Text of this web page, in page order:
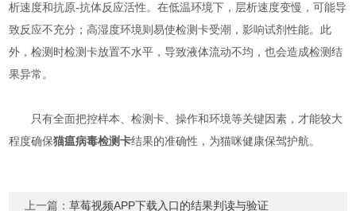
析速度和抗原-抗体反应活性。在低温环境下，层析速度变慢，可能导
致反应不充分；高湿度环境则易使检测卡受潮，影响试剂性能。此
外，检测时检测卡放置不水平，导致液体流动不均，也会造成检测结
果异常。​
只有全面把控样本、检测卡、操作和环境等关键因素，才能较大
程度确保猫瘟病毒检测卡结果的准确性，为猫咪健康保驾护航。​
上一篇：草莓视频APP下载入口的结果判读与验证